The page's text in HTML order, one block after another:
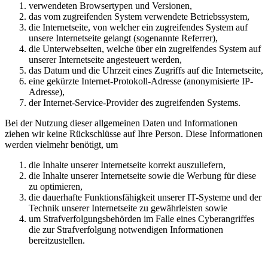
verwendeten Browsertypen und Versionen,
das vom zugreifenden System verwendete Betriebssystem,
die Internetseite, von welcher ein zugreifendes System auf
unsere Internetseite gelangt (sogenannte Referrer),
die Unterwebseiten, welche über ein zugreifendes System auf
unserer Internetseite angesteuert werden,
das Datum und die Uhrzeit eines Zugriffs auf die Internetseite,
eine gekürzte Internet-Protokoll-Adresse (anonymisierte IP-
Adresse),
der Internet-Service-Provider des zugreifenden Systems.
Bei der Nutzung dieser allgemeinen Daten und Informationen
ziehen wir keine Rückschlüsse auf Ihre Person. Diese Informationen
werden vielmehr benötigt, um
die Inhalte unserer Internetseite korrekt auszuliefern,
die Inhalte unserer Internetseite sowie die Werbung für diese
zu optimieren,
die dauerhafte Funktionsfähigkeit unserer IT-Systeme und der
Technik unserer Internetseite zu gewährleisten sowie
um Strafverfolgungsbehörden im Falle eines Cyberangriffes
die zur Strafverfolgung notwendigen Informationen
bereitzustellen.